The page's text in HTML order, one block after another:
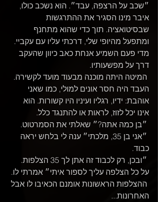
״שכב על הרצפה, עבד״. הוא נשכב כולו,
איבר מינו הסגיר את ההתרגשות
שבסיטואציה. תוך כדי שהוא מתחנף
ומתפעל מהיופי שלי, דרכתי עליו עם עקביי.
מדי פעם השמיע אנחת כאב כיוון שהעקב
דרך על מפשעותיו.
המיטה היתה מוכנה מבעוד מועד לקשירה.
העבד היה חסר אונים למולי, כמו שאני
אוהבת: ידיו, רגליו ועיניו היו קשורות. הוא
אינו יכל לזוז, לראות או להתנגד כלל.
״אני בן 35, מלכתי״ ענה לי בלחש יראה
כבוד.
״ובכן, רק לכבוד זה אתן לך 35 הצלפות.
על כל הצלפה עליך לספור איתי״ אמרתי לו.
ההצלפות הראשונות אומנם הכאיבו לו אבל
האחרונות...